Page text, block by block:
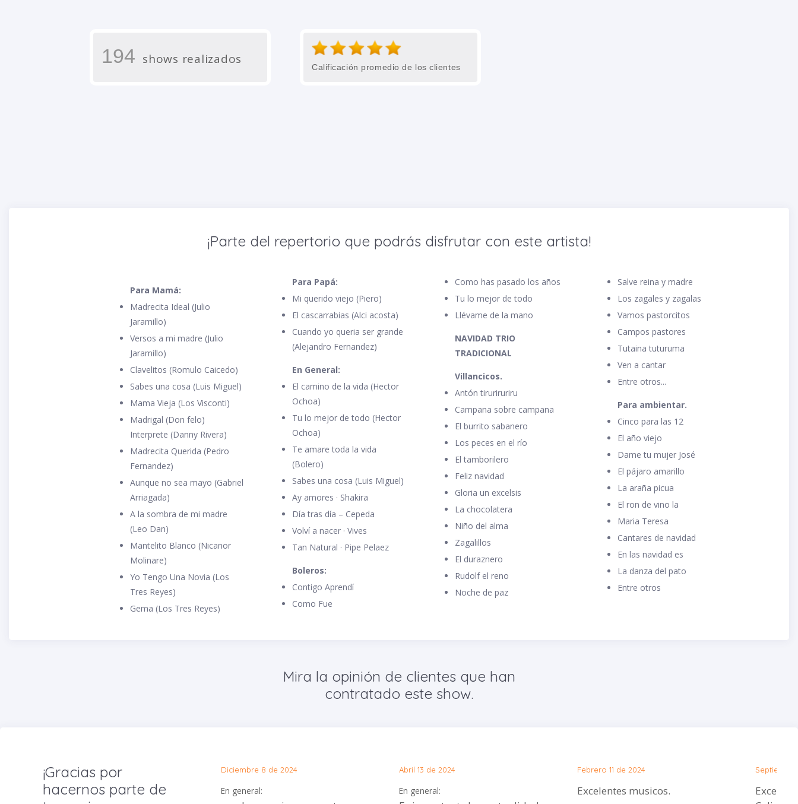
194 shows realizados
Calificación promedio de los clientes
¡Parte del repertorio que podrás disfrutar con este artista!
Para Mamá:
Madrecita Ideal (Julio
Jaramillo)
Versos a mi madre (Julio
Jaramillo)
Clavelitos (Romulo Caicedo)
Sabes una cosa (Luis Miguel)
Mama Vieja (Los Visconti)
Madrigal (Don felo)
Interprete (Danny Rivera)
Madrecita Querida (Pedro
Fernandez)
Aunque no sea mayo (Gabriel
Arriagada)
A la sombra de mi madre
(Leo Dan)
Mantelito Blanco (Nicanor
Molinare)
Yo Tengo Una Novia (Los
Tres Reyes)
Gema (Los Tres Reyes)
Para Papá:
Mi querido viejo (Piero)
El cascarrabias (Alci acosta)
Cuando yo queria ser grande
(Alejandro Fernandez)
En General:
El camino de la vida (Hector
Ochoa)
Tu lo mejor de todo (Hector
Ochoa)
Te amare toda la vida
(Bolero)
Sabes una cosa (Luis Miguel)
Ay amores · Shakira
Día tras día – Cepeda
Volví a nacer · Vives
Tan Natural · Pipe Pelaez
Boleros:
Contigo Aprendí
Como Fue
Como has pasado los años
Tu lo mejor de todo
Llévame de la mano
NAVIDAD TRIO
TRADICIONAL
Villancicos.
Antón tiruriruriru
Campana sobre campana
El burrito sabanero
Los peces en el río
El tamborilero
Feliz navidad
Gloria un excelsis
La chocolatera
Niño del alma
Zagalillos
El duraznero
Rudolf el reno
Noche de paz
Salve reina y madre
Los zagales y zagalas
Vamos pastorcitos
Campos pastores
Tutaina tuturuma
Ven a cantar
Entre otros...
Para ambientar.
Cinco para las 12
El año viejo
Dame tu mujer José
El pájaro amarillo
La araña picua
El ron de vino la
Maria Teresa
Cantares de navidad
En las navidad es
La danza del pato
Entre otros
Mira la opinión de clientes que han
contratado este show.
¡Gracias por
hacernos parte de
Diciembre 8 de 2024
En general:
Abril 13 de 2024
En general:
Febrero 11 de 2024
Excelentes musicos.